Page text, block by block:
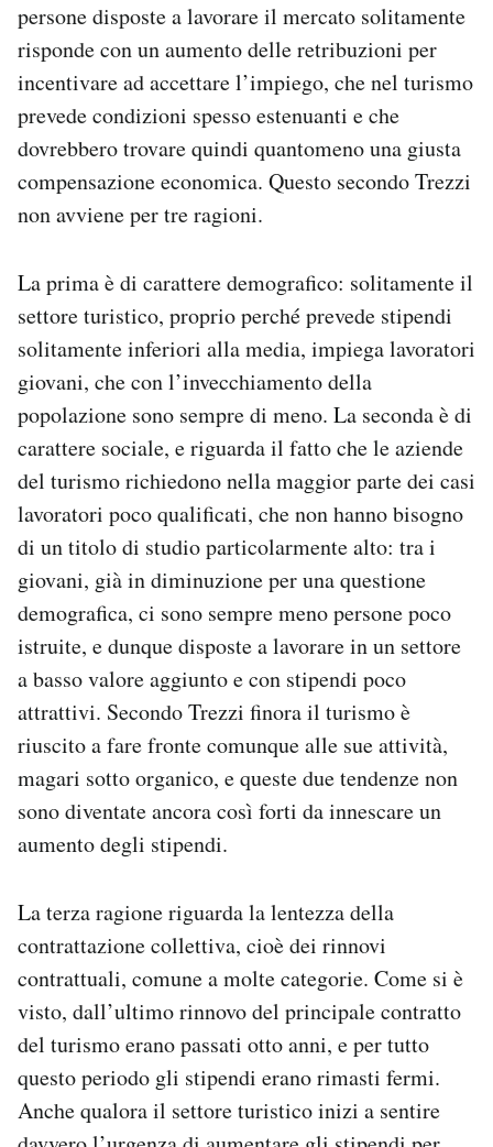
persone disposte a lavorare il mercato solitamente
risponde con un aumento delle retribuzioni per
incentivare ad accettare l’impiego, che nel turismo
prevede condizioni spesso estenuanti e che
dovrebbero trovare quindi quantomeno una giusta
compensazione economica. Questo secondo Trezzi
non avviene per tre ragioni.
La prima è di carattere demografico: solitamente il
settore turistico, proprio perché prevede stipendi
solitamente inferiori alla media, impiega lavoratori
giovani, che con l’invecchiamento della
popolazione sono sempre di meno. La seconda è di
carattere sociale, e riguarda il fatto che le aziende
del turismo richiedono nella maggior parte dei casi
lavoratori poco qualificati, che non hanno bisogno
di un titolo di studio particolarmente alto: tra i
giovani, già in diminuzione per una questione
demografica, ci sono sempre meno persone poco
istruite, e dunque disposte a lavorare in un settore
a basso valore aggiunto e con stipendi poco
attrattivi. Secondo Trezzi finora il turismo è
riuscito a fare fronte comunque alle sue attività,
magari sotto organico, e queste due tendenze non
sono diventate ancora così forti da innescare un
aumento degli stipendi.
La terza ragione riguarda la lentezza della
contrattazione collettiva, cioè dei rinnovi
contrattuali, comune a molte categorie. Come si è
visto, dall’ultimo rinnovo del principale contratto
del turismo erano passati otto anni, e per tutto
questo periodo gli stipendi erano rimasti fermi.
Anche qualora il settore turistico inizi a sentire